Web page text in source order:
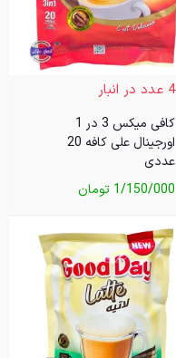
4 عدد در انبار
کافی میکس 3 در 1
اورجینال علی کافه 20
عددی
1/150/000 تومان